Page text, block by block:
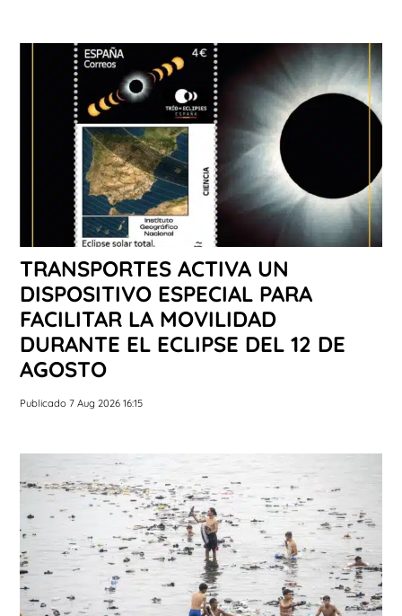
TRANSPORTES ACTIVA UN
DISPOSITIVO ESPECIAL PARA
FACILITAR LA MOVILIDAD
DURANTE EL ECLIPSE DEL 12 DE
AGOSTO
Publicado 7 Aug 2026 16:15